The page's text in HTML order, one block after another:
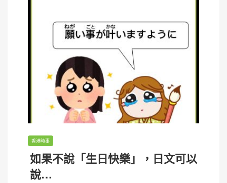
香港時事
如果不說「生日快樂」，日文可以
說…